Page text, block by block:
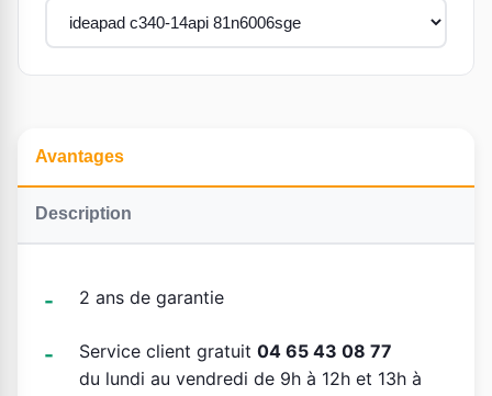
Avantages
Description
2 ans de garantie
Service client gratuit 04 65 43 08 77
du lundi au vendredi de 9h à 12h et 13h à